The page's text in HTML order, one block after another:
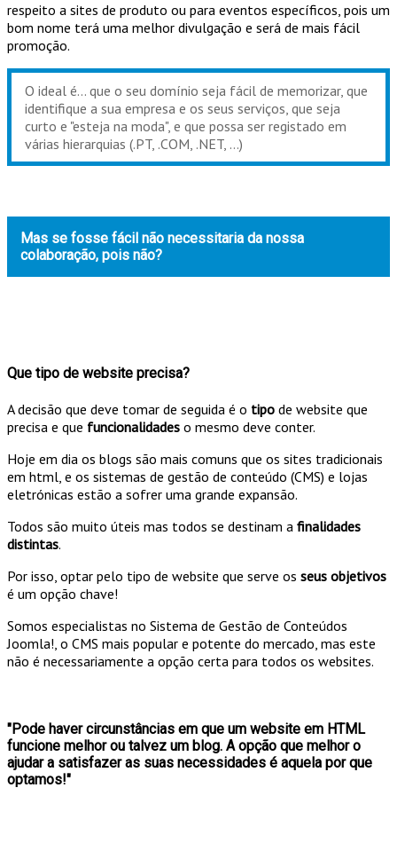
respeito a sites de produto ou para eventos específicos, pois um
bom nome terá uma melhor divulgação e será de mais fácil
promoção.
O ideal é... que o seu domínio seja fácil de memorizar, que
identifique a sua empresa e os seus serviços, que seja
curto e "esteja na moda", e que possa ser registado em
várias hierarquias (.PT, .COM, .NET, …)
Mas se fosse fácil não necessitaria da nossa
colaboração, pois não?
Que tipo de website precisa?
A decisão que deve tomar de seguida é o tipo de website que
precisa e que funcionalidades o mesmo deve conter.
Hoje em dia os blogs são mais comuns que os sites tradicionais
em html, e os sistemas de gestão de conteúdo (CMS) e lojas
eletrónicas estão a sofrer uma grande expansão.
Todos são muito úteis mas todos se destinam a finalidades
distintas.
Por isso, optar pelo tipo de website que serve os seus objetivos
é um opção chave!
Somos especialistas no Sistema de Gestão de Conteúdos
Joomla!, o CMS mais popular e potente do mercado, mas este
não é necessariamente a opção certa para todos os websites.
"Pode haver circunstâncias em que um website em HTML
funcione melhor ou talvez um blog. A opção que melhor o
ajudar a satisfazer as suas necessidades é aquela por que
optamos!"